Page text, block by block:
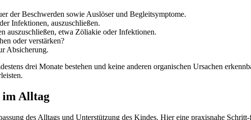
der Beschwerden sowie Auslöser und Begleitsymptome.
Infektionen, auszuschließen.
auszuschließen, etwa Zöliakie oder Infektionen.
oder verstärken?
Absicherung.
drei Monate bestehen und keine anderen organischen Ursachen
im Alltag
des Alltags und Unterstützung des Kindes. Hier eine praxisnahe